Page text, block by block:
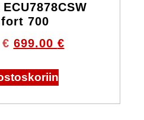
700
€ 699.00 €